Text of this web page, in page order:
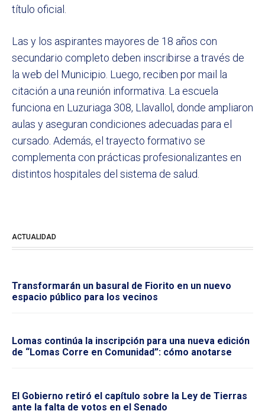
título oficial.
Las y los aspirantes mayores de 18 años con
secundario completo deben inscribirse a través de
la web del Municipio. Luego, reciben por mail la
citación a una reunión informativa. La escuela
funciona en Luzuriaga 308, Llavallol, donde ampliaron
aulas y aseguran condiciones adecuadas para el
cursado. Además, el trayecto formativo se
complementa con prácticas profesionalizantes en
distintos hospitales del sistema de salud.
ACTUALIDAD
Transformarán un basural de Fiorito en un nuevo
espacio público para los vecinos
Lomas continúa la inscripción para una nueva edición
de “Lomas Corre en Comunidad”: cómo anotarse
El Gobierno retiró el capítulo sobre la Ley de Tierras
ante la falta de votos en el Senado